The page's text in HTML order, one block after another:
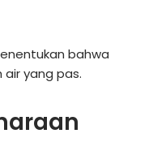
bahwa
yang pas.